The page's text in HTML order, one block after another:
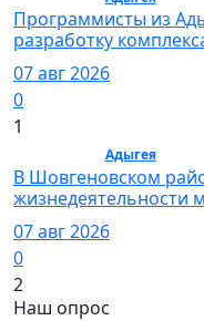
Программисты из
разработку
07 авг 2026
0
1
Адыгея/
В Шовгеновском
жизнедеятельности
07 авг 2026
0
2
Наш опрос